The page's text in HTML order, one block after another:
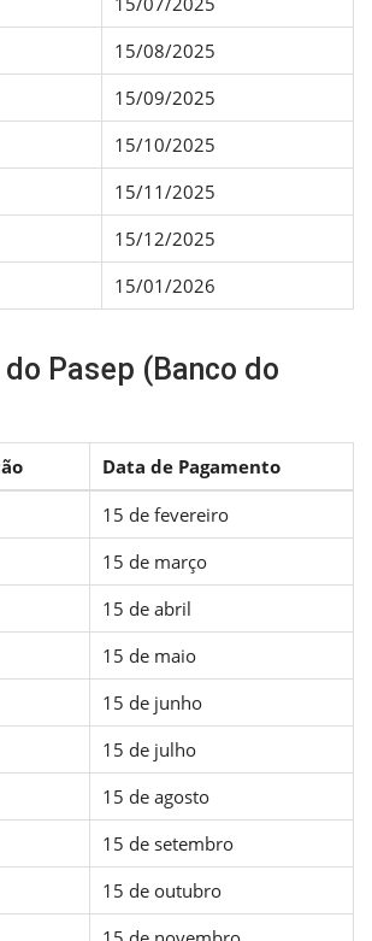
15/08/2025
15/09/2025
15/10/2025
15/11/2025
15/12/2025
15/01/2026
Pasep (Banco do
Data de Pagamento
15 de fevereiro
15 de março
15 de abril
15 de maio
15 de junho
15 de julho
15 de agosto
15 de setembro
15 de outubro